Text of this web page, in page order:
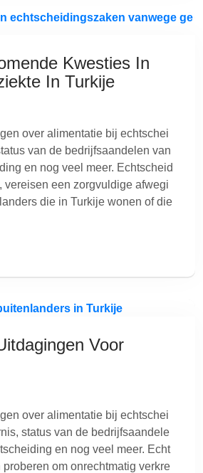
Kwesties In
In Turkije
over alimentatie bij echtschei
van de bedrijfsaandelen van
en nog veel meer. Echtscheid
een zorgvuldige afwegi
die in Turkije wonen of die
Voor
over alimentatie bij echtschei
status van de bedrijfsaandele
en nog veel meer. Echt
om onrechtmatig verkre